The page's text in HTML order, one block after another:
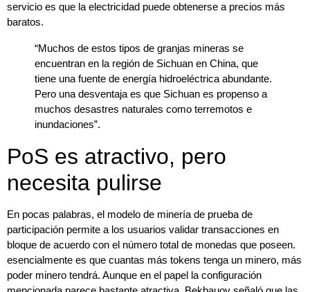
servicio es que la electricidad puede obtenerse a precios más
baratos.
“Muchos de estos tipos de granjas mineras se
encuentran en la región de Sichuan en China, que
tiene una fuente de energía hidroeléctrica abundante.
Pero una desventaja es que Sichuan es propenso a
muchos desastres naturales como terremotos e
inundaciones”.
PoS es atractivo, pero
necesita pulirse
En pocas palabras, el modelo de minería de prueba de
participación permite a los usuarios validar transacciones en
bloque de acuerdo con el número total de monedas que poseen.
esencialmente es que cuantas más tokens tenga un minero, más
poder minero tendrá. Aunque en el papel la configuración